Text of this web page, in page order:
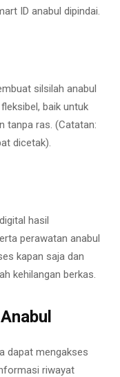
ID anabul dipindai.
silsilah anabul
baik untuk
tanpa ras. (Catatan:
dicetak).
hasil
perawatan anabul
kapan saja dan
kehilangan berkas.
dapat mengakses
riwayat